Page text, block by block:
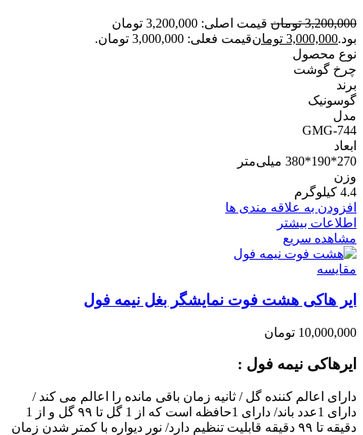
3,200,000 تومان
قیمت اصلی: 3,200,000 تومان
بود.3,000,000 تومانقیمت فعلی: 3,000,000 تومان.
نوع محصول
چرخ گوشت
برند
گوسونیک
مدل
GMG-744
ابعاد
270*190*380 میلی‌متر
وزن
4.4 کیلو‌گرم
افزودن به علاقه مندی ها
اطلاعات بیشتر
مشاهده سریع
مقایسه
ایر هاکی هشت فوت نمایشگر بغل نیمه فول
10,000,000 تومان
ایرهاکی نیمه فول :
دارای اعالم کننده گل / ثانیه زمان باقی مانده را اعالم می کند /
دارای 1عدد باند/ دارای 1حافظه است که از 1 گل تا ۹۹ گل و از 1
دقیقه تا ۹۹ دقیقه قابلیت تنظیم دارد/ نور دیواره با کمتر شدن زمان